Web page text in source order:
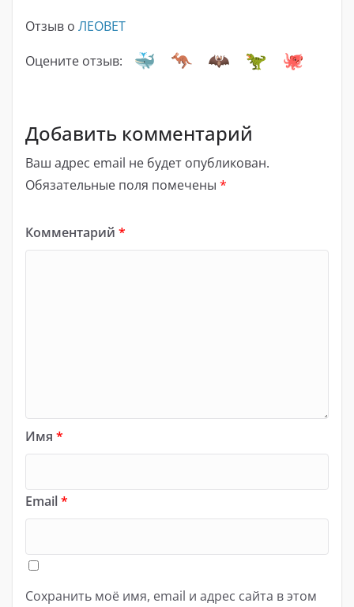
Отзыв о ЛЕОВЕТ
Оцените отзыв:
Добавить комментарий
Ваш адрес email не будет опубликован.
Обязательные поля помечены *
Комментарий *
Имя *
Email*
Сохранить моё имя, email и адрес сайта в этом